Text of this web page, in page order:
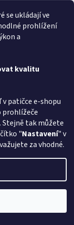
se ukládají ve
prohlížení
a
kvalitu
patičce e-shopu
prohlížeče
Stejně tak můžete
"Nastavení" v
za vhodné.
- vyberte si v
po celé České
Kód:120951